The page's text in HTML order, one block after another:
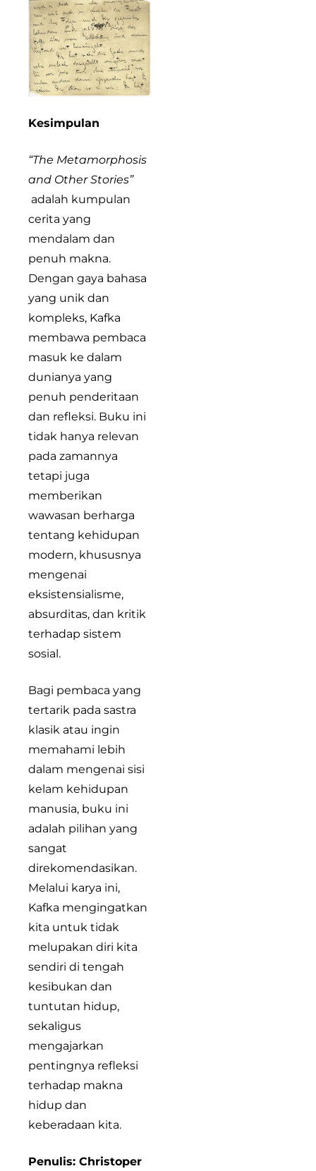
Kesimpulan
“The Metamorphosis
and Other Stories”
adalah kumpulan
cerita yang
mendalam dan
penuh makna.
Dengan gaya bahasa
yang unik dan
kompleks, Kafka
membawa pembaca
masuk ke dalam
dunianya yang
penuh penderitaan
dan refleksi. Buku ini
tidak hanya relevan
pada zamannya
tetapi juga
memberikan
wawasan berharga
tentang kehidupan
modern, khususnya
mengenai
eksistensialisme,
absurditas, dan kritik
terhadap sistem
sosial.
Bagi pembaca yang
tertarik pada sastra
klasik atau ingin
memahami lebih
dalam mengenai sisi
kelam kehidupan
manusia, buku ini
adalah pilihan yang
sangat
direkomendasikan.
Melalui karya ini,
Kafka mengingatkan
kita untuk tidak
melupakan diri kita
sendiri di tengah
kesibukan dan
tuntutan hidup,
sekaligus
mengajarkan
pentingnya refleksi
terhadap makna
hidup dan
keberadaan kita.
Penulis: Christoper